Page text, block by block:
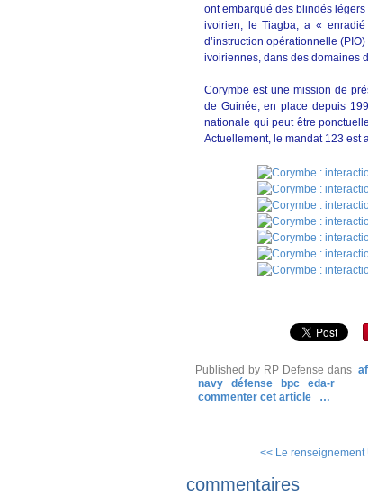
ont embarqué des blindés légers
ivoirien, le Tiagba, a «
d’instruction opérationnelle
ivoiriennes, dans des domaines
Corymbe est une mission de
de Guinée, en place depuis
nationale qui peut être
Actuellement, le mandat 123 est
Published by RP Defense dans
navy
défense bpc
eda-r
commenter cet article
…
<< Le renseignement
commentaires